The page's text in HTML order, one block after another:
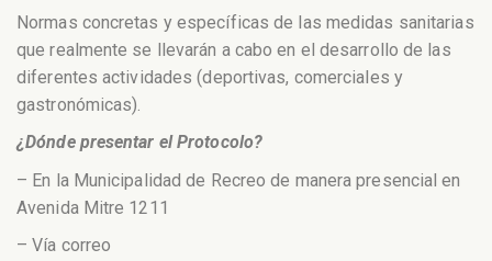
Normas concretas y específicas de las medidas sanitarias
que realmente se llevarán a cabo en el desarrollo de las
diferentes actividades (deportivas, comerciales y
gastronómicas).
¿Dónde presentar el Protocolo?
– En la Municipalidad de Recreo de manera presencial en
Avenida Mitre 1211
– Vía correo